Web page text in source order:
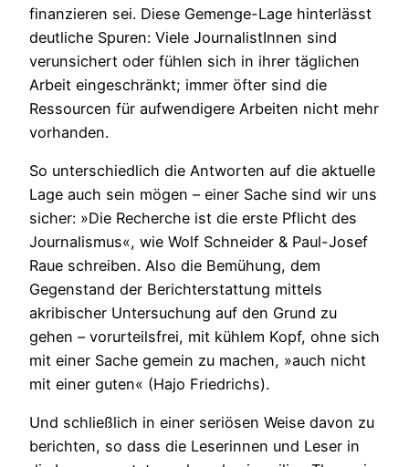
finanzieren sei. Diese Gemenge-Lage hinterlässt
deutliche Spuren: Viele JournalistInnen sind
verunsichert oder fühlen sich in ihrer täglichen
Arbeit eingeschränkt; immer öfter sind die
Ressourcen für aufwendigere Arbeiten nicht mehr
vorhanden.
So unterschiedlich die Antworten auf die aktuelle
Lage auch sein mögen – einer Sache sind wir uns
sicher: »Die Recherche ist die erste Pflicht des
Journalismus«, wie Wolf Schneider & Paul-Josef
Raue schreiben. Also die Bemühung, dem
Gegenstand der Berichterstattung mittels
akribischer Untersuchung auf den Grund zu
gehen – vorurteilsfrei, mit kühlem Kopf, ohne sich
mit einer Sache gemein zu machen, »auch nicht
mit einer guten« (Hajo Friedrichs).
Und schließlich in einer seriösen Weise davon zu
berichten, so dass die Leserinnen und Leser in